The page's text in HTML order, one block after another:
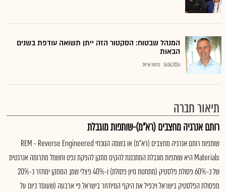
המנהל שבטוח: הסקטור הזה ייתן תשואה עודפת בשנים
הבאות
16.06.2026 נתנאל אריאל
תיאור חברה
רותם אנרגיה מחצבים (רא"מ)-שותפות מוגבלת
שותפות רותם אנרגיה מחצבים (רא"מ) או בשמה הנוכחי REM - Reverse Engineered
Materials היא שותפות מוגבלת המתכננת להקים מתקן להפקת נפט וחשמל מתרומה אנרגטית
של כ-60% פסולת פלסטיק (מתחנות מיון פסולת) ו-40% פצלי שמן. המתקן ימחזר כ-20%
מפסולת הפלסטיק בישראל ויכפיל את היקף המיחזור בישראל פי ארבעה (שעומד כיום על